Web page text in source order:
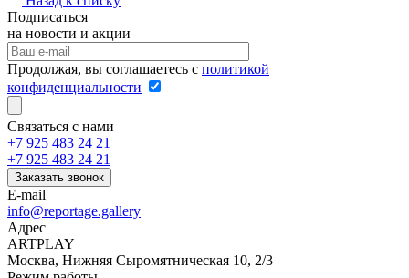
Подписаться
на новости и акции
Продолжая, вы соглашаетесь с политикой
конфиденциальности
Связаться с нами
+7 925 483 24 21
+7 925 483 24 21
Заказать звонок
E-mail
info@reportage.gallery
Адрес
ARTPLAY
Москва, Нижняя Сыромятническая 10, 2/3